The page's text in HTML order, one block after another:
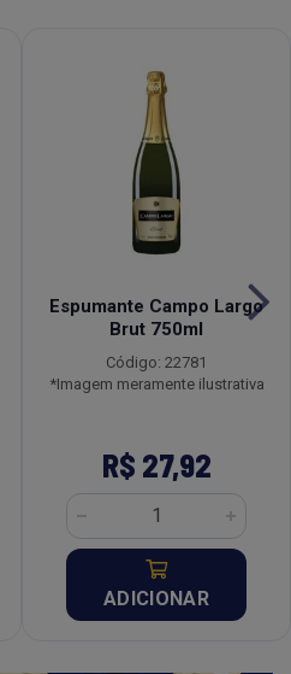
Espumante Campo Largo
Brut 750ml
Código: 22781
*Imagem meramente ilustrativa
R$ 27,92
ADICIONAR